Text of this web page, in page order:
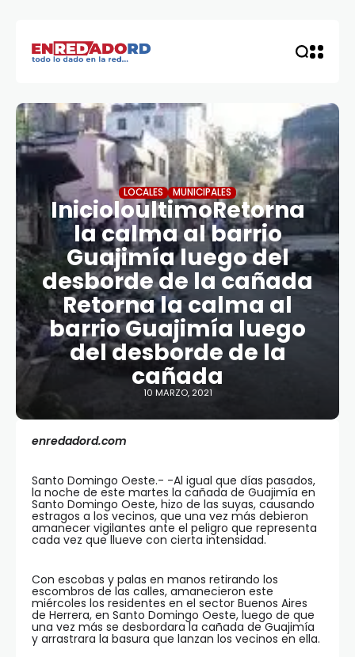
LOCALES MUNICIPALES
InicioloultimoRetorna
la calma al barrio
Guajimía luego del
desborde de la cañada
Retorna la calma al
barrio Guajimía luego
del desborde de la
cañada
10 MARZO, 2021
enredadord.com
Santo Domingo Oeste.- -Al igual que días pasados,
la noche de este martes la cañada de Guajimía en
Santo Domingo Oeste, hizo de las suyas, causando
estragos a los vecinos, que una vez más debieron
amanecer vigilantes ante el peligro que representa
cada vez que llueve con cierta intensidad.
Con escobas y palas en manos retirando los
escombros de las calles, amanecieron este
miércoles los residentes en el sector Buenos Aires
de Herrera, en Santo Domingo Oeste, luego de que
una vez más se desbordara la cañada de Guajimía
y arrastrara la basura que lanzan los vecinos en ella.